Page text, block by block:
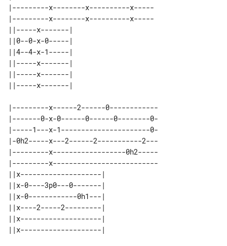
|---------x--------x----------x-----
|---------x--------x----------x-----
||-----x-------|
||0--0-x-0-----|
||4--4-x-1-----|
||-----x-------|
||-----x-------|
|---------x------2------0------------
|-------0-x-0------0------0--------0-
|-----1---x-1----------------------0-
|-0h2-----x---2------2-----------2---
|---------x------------------0h2-----
|---------x--------------------------
||x--------------------|
||x-0----3p0---0-------|
||x-0------------0h1---|
||x----2-----2---------|
||x--------------------|